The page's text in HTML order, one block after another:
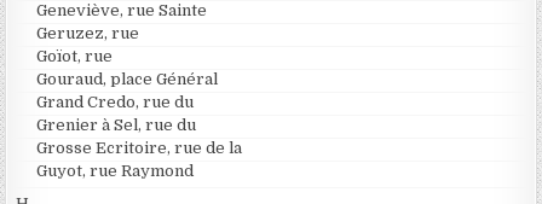
Geneviève, rue Sainte
Geruzez, rue
Goïot, rue
Gouraud, place Général
Grand Credo, rue du
Grenier à Sel, rue du
Grosse Ecritoire, rue de la
Guyot, rue Raymond